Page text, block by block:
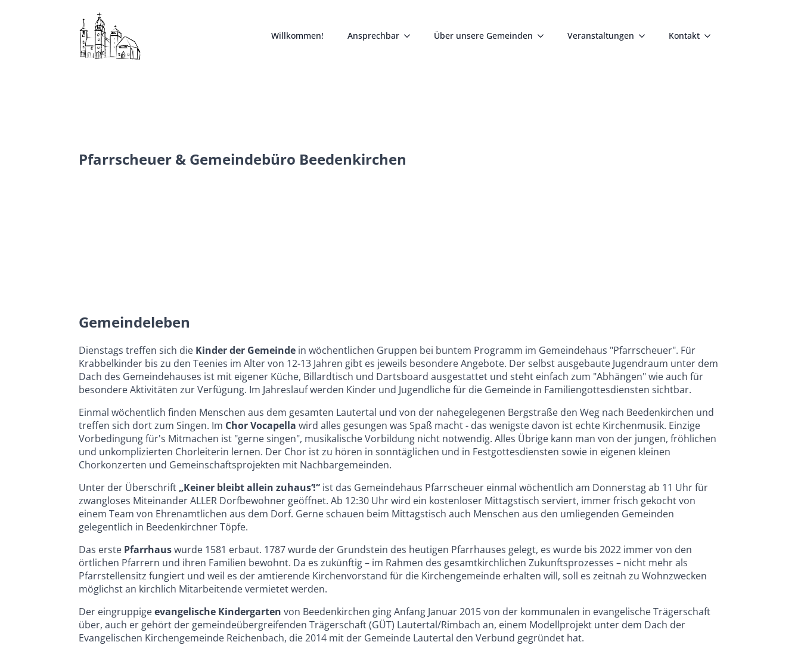
Willkommen! Ansprechbar Über unsere Gemeinden Veranstaltungen Kontakt
Pfarrscheuer & Gemeindebüro Beedenkirchen
Gemeindeleben
Dienstags treffen sich die Kinder der Gemeinde in wöchentlichen Gruppen bei buntem Programm im Gemeindehaus "Pfarrscheuer". Für
Krabbelkinder bis zu den Teenies im Alter von 12-13 Jahren gibt es jeweils besondere Angebote. Der selbst ausgebaute Jugendraum unter dem
Dach des Gemeindehauses ist mit eigener Küche, Billardtisch und Dartsboard ausgestattet und steht einfach zum "Abhängen" wie auch für
besondere Aktivitäten zur Verfügung. Im Jahreslauf werden Kinder und Jugendliche für die Gemeinde in Familiengottesdiensten sichtbar.
Einmal wöchentlich finden Menschen aus dem gesamten Lautertal und von der nahegelegenen Bergstraße den Weg nach Beedenkirchen und
treffen sich dort zum Singen. Im Chor Vocapella wird alles gesungen was Spaß macht - das wenigste davon ist echte Kirchenmusik. Einzige
Vorbedingung für's Mitmachen ist "gerne singen", musikalische Vorbildung nicht notwendig. Alles Übrige kann man von der jungen, fröhlichen
und unkomplizierten Chorleiterin lernen. Der Chor ist zu hören in sonntäglichen und in Festgottesdiensten sowie in eigenen kleinen
Chorkonzerten und Gemeinschaftsprojekten mit Nachbargemeinden.
Unter der Überschrift „Keiner bleibt allein zuhaus‘!“ ist das Gemeindehaus Pfarrscheuer einmal wöchentlich am Donnerstag ab 11 Uhr für
zwangloses Miteinander ALLER Dorfbewohner geöffnet. Ab 12:30 Uhr wird ein kostenloser Mittagstisch serviert, immer frisch gekocht von
einem Team von Ehrenamtlichen aus dem Dorf. Gerne schauen beim Mittagstisch auch Menschen aus den umliegenden Gemeinden
gelegentlich in Beedenkirchner Töpfe.
Das erste Pfarrhauswurde 1581 erbaut. 1787 wurde der Grundstein des heutigen Pfarrhauses gelegt, es wurde bis 2022 immer von den
örtlichen Pfarrern und ihren Familien bewohnt. Da es zukünftig – im Rahmen des gesamtkirchlichen Zukunftsprozesses – nicht mehr als
Pfarrstellensitz fungiert und weil es der amtierende Kirchenvorstand für die Kirchengemeinde erhalten will, soll es zeitnah zu Wohnzwecken
möglichst an kirchlich Mitarbeitende vermietet werden.
Der eingruppigeevangelische Kindergarten von Beedenkirchen ging Anfang Januar 2015 von der kommunalen in evangelische Trägerschaft
über, auch er gehört der gemeindeübergreifenden Trägerschaft (GÜT) Lautertal/Rimbach an, einem Modellprojekt unter dem Dach der
Evangelischen Kirchengemeinde Reichenbach, die 2014 mit der Gemeinde Lautertal den Verbund gegründet hat.